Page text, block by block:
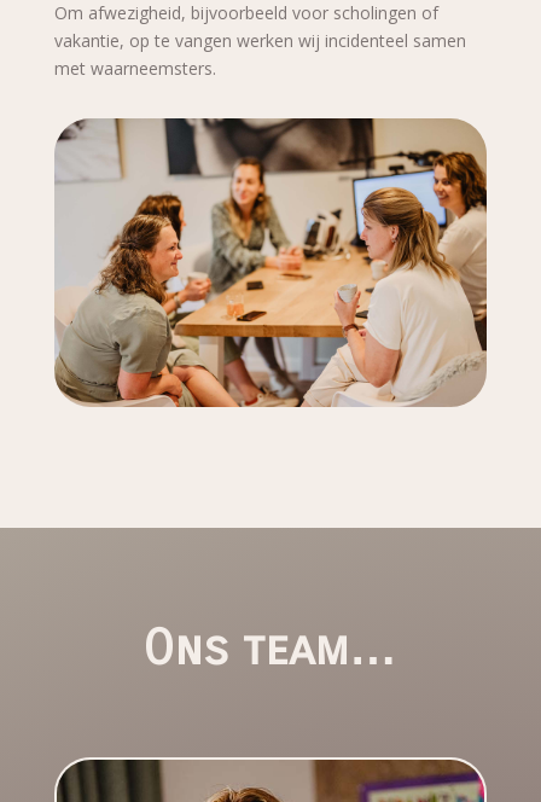
Om afwezigheid, bijvoorbeeld voor scholingen of
vakantie, op te vangen werken wij incidenteel samen
met waarneemsters.
Ons team…